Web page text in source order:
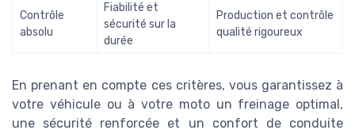
Contrôle
absolu
Fiabilité et
sécurité sur la
durée
Production et contrôle
qualité rigoureux
En prenant en compte ces critères, vous garantissez à
votre véhicule ou à votre moto un freinage optimal,
une sécurité renforcée et un confort de conduite